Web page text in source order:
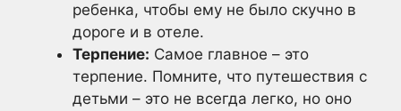
ребенка, чтобы ему не было скучно в
дороге и в отеле.
Терпение: Самое главное – это
терпение. Помните, что путешествия с
детьми – это не всегда легко, но оно